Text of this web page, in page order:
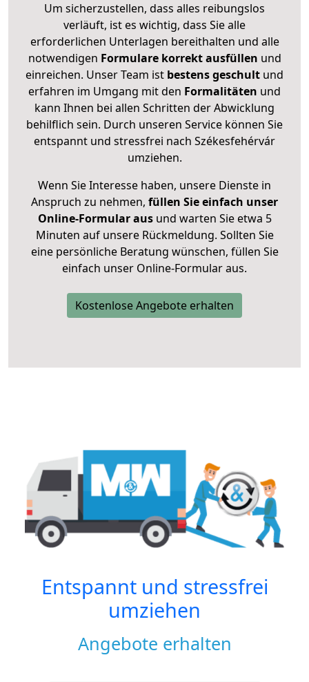
Um sicherzustellen, dass alles reibungslos
verläuft, ist es wichtig, dass Sie alle
erforderlichen Unterlagen bereithalten und alle
notwendigen Formulare korrekt ausfüllen und
einreichen. Unser Team ist bestens geschult und
erfahren im Umgang mit den Formalitäten und
kann Ihnen bei allen Schritten der Abwicklung
behilflich sein. Durch unseren Service können Sie
entspannt und stressfrei nach Székesfehérvár
umziehen.
Wenn Sie Interesse haben, unsere Dienste in
Anspruch zu nehmen, füllen Sie einfach unser
Online-Formular ausund warten Sie etwa 5
Minuten auf unsere Rückmeldung. Sollten Sie
eine persönliche Beratung wünschen, füllen Sie
einfach unser Online-Formular aus.
Kostenlose Angebote erhalten
Entspannt und stressfrei
umziehen
Angebote erhalten